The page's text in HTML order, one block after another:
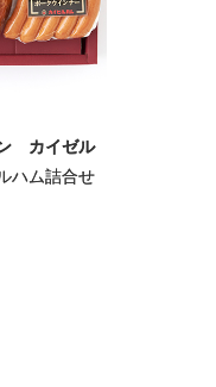
カイゼル
ハム詰合せ